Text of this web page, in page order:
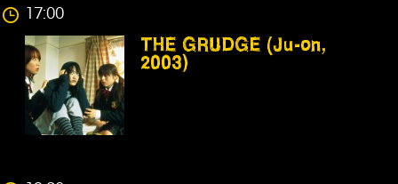
17:00
THE GRUDGE (Ju-on,
2003)